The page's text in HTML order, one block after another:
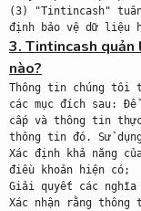
(3) "Tintincash"
3. Tintincash quản
nào?
Thông tin chúng tôi
các mục đích sau:
cấp và thông tin
thông tin đó. Sử
Xác định khả năng
điều khoản hiện có;
Giải quyết các
Xác nhận rằng